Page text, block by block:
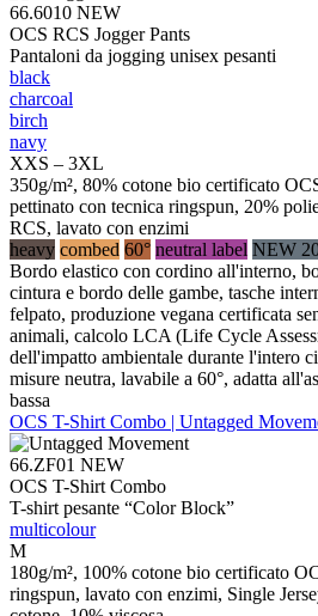
66.6010 NEW
OCS RCS Jogger Pants
Pantaloni da jogging unisex pesanti
black
charcoal
birch
navy
XXS – 3XL
350g/m², 80% cotone bio certificato
pettinato con tecnica ringspun, 20%
RCS, lavato con enzimi
heavy combed 60° neutral label NEW
Bordo elastico con cordino all'interno,
cintura e bordo delle gambe, tasche
felpato, produzione vegana certificata
animali, calcolo LCA (Life Cycle
dell'impatto ambientale durante l'intero
misure neutra, lavabile a 60°, adatta
bassa
OCS T-Shirt Combo | Untagged
66.ZF01 NEW
OCS T-Shirt Combo
T-shirt pesante “Color Block”
multicolour
M
180g/m², 100% cotone bio certificato
ringspun, lavato con enzimi, Single